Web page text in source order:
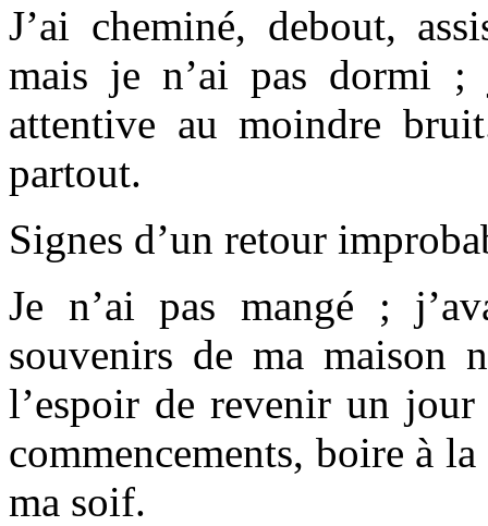
J’ai cheminé, debout,
mais je n’ai pas dormi ;
attentive au moindre
partout.
Signes d’un retour
Je n’ai pas mangé ;
souvenirs de ma maison
l’espoir de revenir un
commencements, boire à
ma soif.